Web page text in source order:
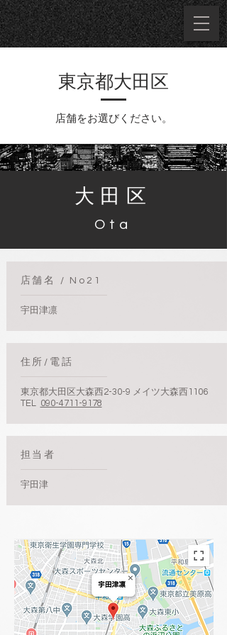
​東京都大田区
店舗をお選びください。
大田区
​Ota
​店舗名 / No21
宇田津凛
​住所/電話
東京都大田区大森西2-30-9 メイツ大森西1106
TEL 090-4711-9178
​担当者
宇田津